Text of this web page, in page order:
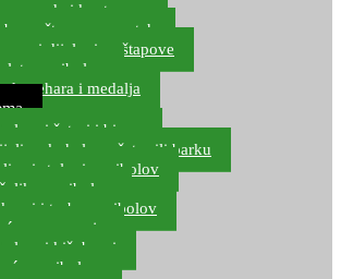
posude i kante
za štapove – match
dijelovi za štapove
za ribolov
pehara i medalja
šatori i bivvy
kuhala za šator ili barku
i stolovi za ribolov
za ribolov
i torbe za ribolov
za spavanje
kišobrani
za ribolov